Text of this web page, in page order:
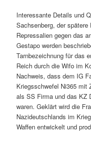
Interessante Details und
Sachsenberg, der
Repressalien gegen das
Gestapo werden
Tarnbezeichnung für das
Reich durch die Wifo im
Nachweis, dass dem IG
Kriegsschwefel Ni365 mit
als SS Firma und das KZ
waren. Geklärt wird die
Nazideutschlands im
Waffen entwickelt und